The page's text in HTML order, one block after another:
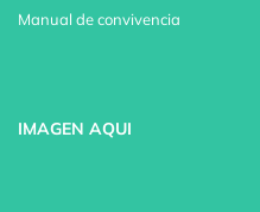
Manual de convivencia
IMAGEN AQUI